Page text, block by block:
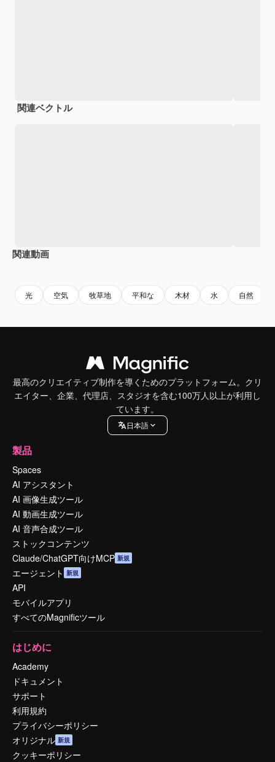
関連ベクトル
関連動画
光 空気 牧草地 平和な 木材 水 自然
最高のクリエイティブ制作を導くためのプラットフォーム。クリ
エイター、企業、代理店、スタジオを含む100万人以上が利用し
ています。
日本語
製品
Spaces
AI アシスタント
AI 画像生成ツール
AI 動画生成ツール
AI 音声合成ツール
ストックコンテンツ
Claude/ChatGPT向けMCP 新規
エージェント 新規
API
モバイルアプリ
すべてのMagnificツール
はじめに
Academy
ドキュメント
サポート
利用規約
プライバシーポリシー
オリジナル 新規
クッキーポリシー